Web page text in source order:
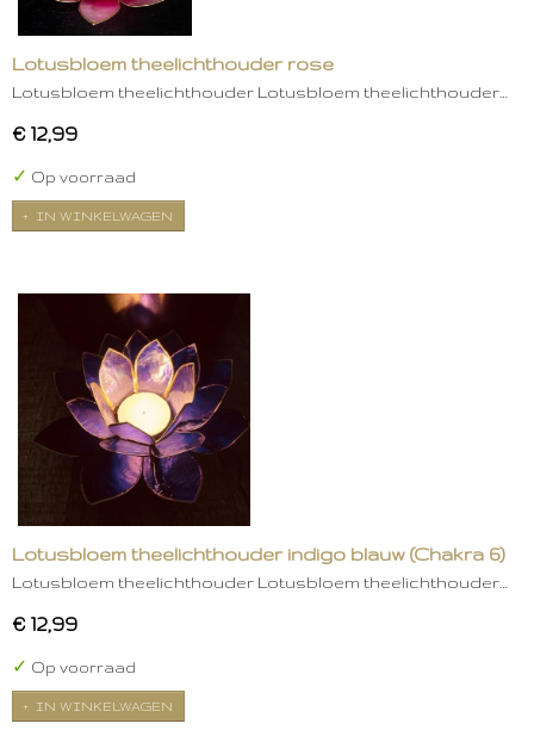
Lotusbloem theelichthouder rose
Lotusbloem theelichthouder Lotusbloem theelichthouder…
€ 12,99
✓ Op voorraad
IN WINKELWAGEN
Lotusbloem theelichthouder indigo blauw (Chakra 6)
Lotusbloem theelichthouder Lotusbloem theelichthouder…
€ 12,99
✓ Op voorraad
IN WINKELWAGEN